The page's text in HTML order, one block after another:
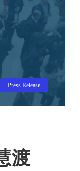
Press Release
渡